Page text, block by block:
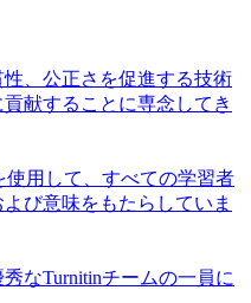
、公正さを促進する技術
献することに専念してき
使用して、すべての学習者
び意味をもたらしていま
なTurnitinチームの一員に